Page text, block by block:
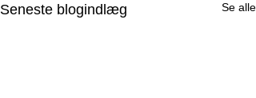
Seneste blogindlæg Se alle